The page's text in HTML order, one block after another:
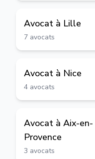
Avocat à Lille
7 avocats
Avocat à Nice
4 avocats
Avocat à Aix-en-
Provence
3 avocats